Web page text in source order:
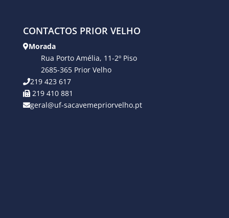
CONTACTOS PRIOR VELHO
Morada
Rua Porto Amélia, 11-2º Piso
2685-365 Prior Velho
219 423 617
219 410 881
geral@uf-sacavemepriorvelho.pt